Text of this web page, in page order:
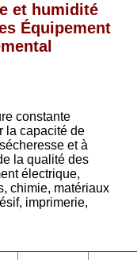
et humidité
Équipement
constante
la capacité de
et à
la qualité des
électrique,
chimie, matériaux
imprimerie,